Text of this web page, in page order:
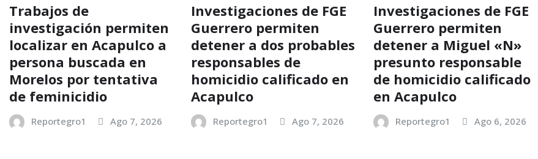
Trabajos de
investigación permiten
localizar en Acapulco a
persona buscada en
Morelos por tentativa
de feminicidio
Reportegro1 Ago 7, 2026
Investigaciones de FGE
Guerrero permiten
detener a dos probables
responsables de
homicidio calificado en
Acapulco
Reportegro1 Ago 7, 2026
Investigaciones de FGE
Guerrero permiten
detener a Miguel «N»
presunto responsable
de homicidio calificado
en Acapulco
Reportegro1 Ago 6, 2026